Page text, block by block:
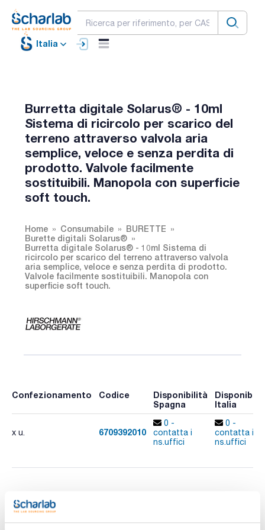
Italia
Burretta digitale Solarus® - 10ml
Sistema di ricircolo per scarico del
terreno attraverso valvola aria
semplice, veloce e senza perdita di
prodotto. Valvole facilmente
sostituibili. Manopola con superficie
soft touch.
Home Consumabile
BURETTE
Burette digitali Solarus®
Burretta digitale Solarus® - 10ml Sistema di
ricircolo per scarico del terreno attraverso valvola
aria semplice, veloce e senza perdita di prodotto.
Valvole facilmente sostituibili. Manopola con
superficie soft touch.
Confezionamento Codice
Disponibilità
Spagna
Italia
x u. 6709392010
0 -
contatta i
ns.uffici
0 -
contatta i
ns.uffici
Caratteristiche
Description : Solarus® 10ml
Inaccuracy (R) : 0,3%